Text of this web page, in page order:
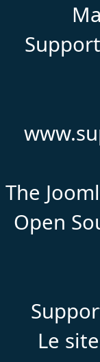
The
Open
Le site